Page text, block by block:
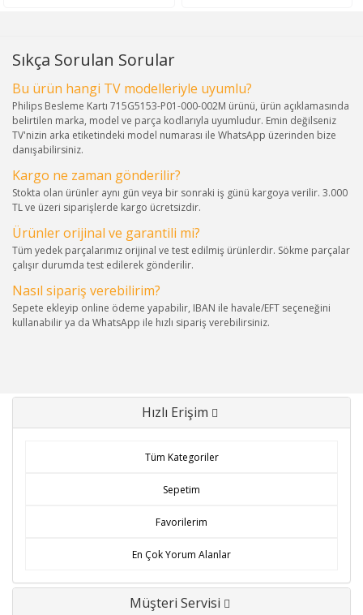
Sıkça Sorulan Sorular
Bu ürün hangi TV modelleriyle uyumlu?
Philips Besleme Kartı 715G5153-P01-000-002M ürünü, ürün açıklamasında
belirtilen marka, model ve parça kodlarıyla uyumludur. Emin değilseniz
TV'nizin arka etiketindeki model numarası ile WhatsApp üzerinden bize
danışabilirsiniz.
Kargo ne zaman gönderilir?
Stokta olan ürünler aynı gün veya bir sonraki iş günü kargoya verilir. 3.000
TL ve üzeri siparişlerde kargo ücretsizdir.
Ürünler orijinal ve garantili mi?
Tüm yedek parçalarımız orijinal ve test edilmiş ürünlerdir. Sökme parçalar
çalışır durumda test edilerek gönderilir.
Nasıl sipariş verebilirim?
Sepete ekleyip online ödeme yapabilir, IBAN ile havale/EFT seçeneğini
kullanabilir ya da WhatsApp ile hızlı sipariş verebilirsiniz.
Hızlı Erişim
Tüm Kategoriler
Sepetim
Favorilerim
En Çok Yorum Alanlar
Müşteri Servisi